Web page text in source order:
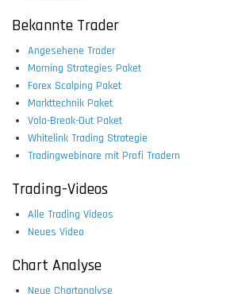
Bekannte Trader
Angesehene Trader
Morning Strategies Paket
Forex Scalping Paket
Markttechnik Paket
Vola-Break-Out Paket
Whitelink Trading Strategie
Tradingwebinare mit Profi Tradern
Trading-Videos
Alle Trading Videos
Neues Video
Chart Analyse
Neue Chartanalyse